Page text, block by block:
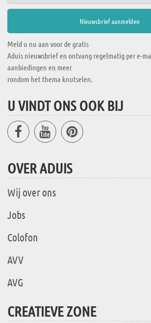
Meld u nu aan voor de gratis
Aduis nieuwsbrief en ontvang regelmatig per e-
aanbiedingen en meer
rondom het thema knutselen.
U VINDT ONS OOK BIJ
OVER ADUIS
Wij over ons
Jobs
Colofon
AVV
AVG
CREATIEVE ZONE